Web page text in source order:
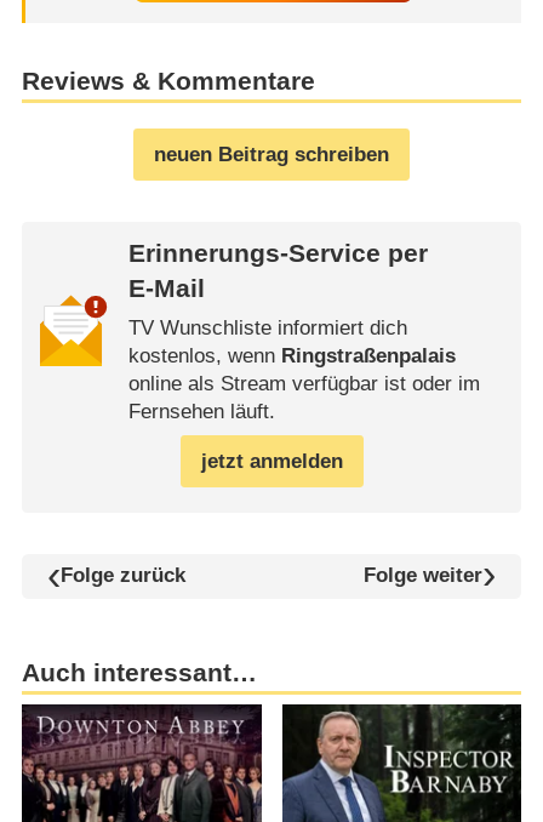
Reviews & Kommentare
neuen Beitrag schreiben
Erinnerungs-Service per
E-Mail
TV Wunschliste informiert dich
kostenlos, wenn Ringstraßenpalais
online als Stream verfügbar ist oder im
Fernsehen läuft.
jetzt anmelden
Folge zurück Folge weiter
Auch interessant…